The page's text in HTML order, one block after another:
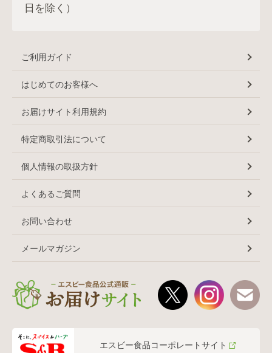
日を除く）
ご利用ガイド
はじめてのお客様へ
お届けサイト利用規約
特定商取引法について
個人情報の取扱方針
よくあるご質問
お問い合わせ
メールマガジン
エスビー食品コーポレートサイト